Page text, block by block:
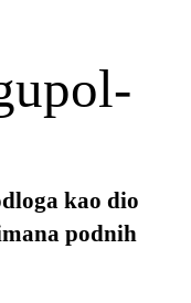
kao dio
podnih